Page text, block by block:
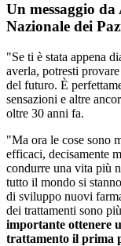
Un messaggio
Nazionale dei
"Se ti è stata appena
averla, potresti
del futuro. È
sensazioni e altre
oltre 30 anni fa.
"Ma ora le cose sono
efficaci, decisamente
condurre una vita più
tutto il mondo si
di sviluppo nuovi
dei trattamenti sono
importante ottenere
trattamento il prima